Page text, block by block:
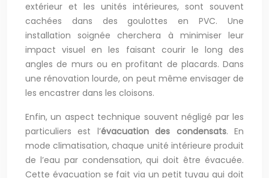
extérieur et les unités intérieures, sont souvent
cachées dans des goulottes en PVC. Une
installation soignée cherchera à minimiser leur
impact visuel en les faisant courir le long des
angles de murs ou en profitant de placards. Dans
une rénovation lourde, on peut même envisager de
les encastrer dans les cloisons.
Enfin, un aspect technique souvent négligé par les
particuliers est l’évacuation des condensats. En
mode climatisation, chaque unité intérieure produit
de l’eau par condensation, qui doit être évacuée.
Cette évacuation se fait via un petit tuyau qui doit